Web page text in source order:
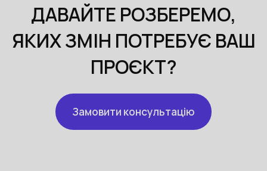
ДАВАЙТЕ РОЗБЕРЕМО,
ЯКИХ ЗМІН ПОТРЕБУЄ ВАШ
ПРОЄКТ?
Замовити консультацію